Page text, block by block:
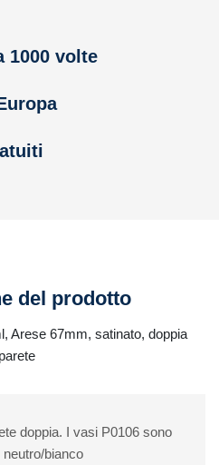
1000 volte
del prodotto
Arese 67mm, satinato, doppia
parete
doppia. I vasi P0106 sono
neutro/bianco